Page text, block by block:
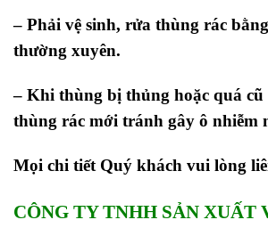
– Phải vệ sinh, rửa thùng rác
thường xuyên.
– Khi thùng bị thủng hoặc quá
thùng rác mới tránh gây ô nhiễm
Mọi chi tiết Quý khách vui lòng
CÔNG TY TNHH SẢN XUẤT